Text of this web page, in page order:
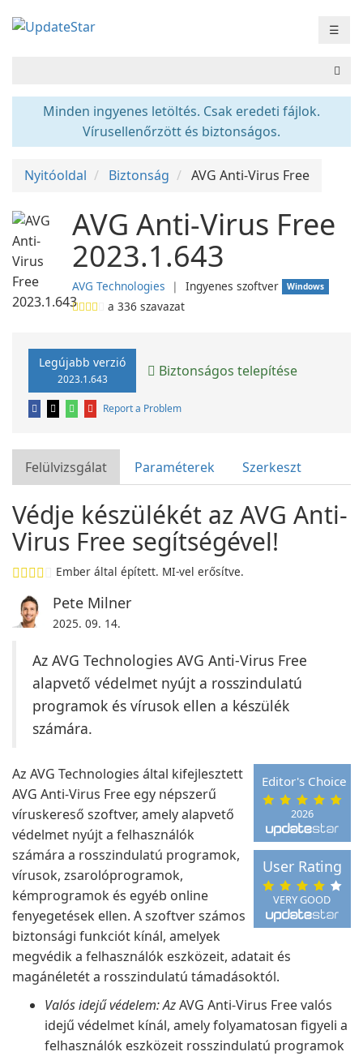
☰
Minden ingyenes letöltés. Csak eredeti fájlok.
Vírusellenőrzött és biztonságos.
Nyitóoldal Biztonság AVG Anti-Virus Free
AVG Anti-Virus Free
2023.1.643
AVG Technologies ❘ Ingyenes szoftver Windows
a 336 szavazat
Legújabb verzió
2023.1.643 Biztonságos telepítése
Report a Problem
Felülvizsgálat Paraméterek Szerkeszt
Védje készülékét az AVG Anti-
Virus Free segítségével!
Ember által épített. MI-vel erősítve.
Pete Milner
2025. 09. 14.
Az AVG Technologies AVG Anti-Virus Free
alapvető védelmet nyújt a rosszindulatú
programok és vírusok ellen a készülék
számára.
2026
Editor's Choice
VERY GOOD
User Rating
Az AVG Technologies által kifejlesztett
AVG Anti-Virus Free egy népszerű
víruskereső szoftver, amely alapvető
védelmet nyújt a felhasználók
számára a rosszindulatú programok,
vírusok, zsarolóprogramok,
kémprogramok és egyéb online
fenyegetések ellen. A szoftver számos
biztonsági funkciót kínál, amelyek
megvédik a felhasználók eszközeit, adatait és
magánéletét a rosszindulatú támadásoktól.
Valós idejű védelem: AzAVG Anti-Virus Free valós
idejű védelmet kínál, amely folyamatosan figyeli a
felhasználók eszközeit rosszindulatú programok